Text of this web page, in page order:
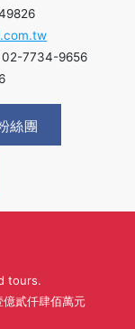
02-7734-9656
絲團
tours.
貳仟肆佰萬元